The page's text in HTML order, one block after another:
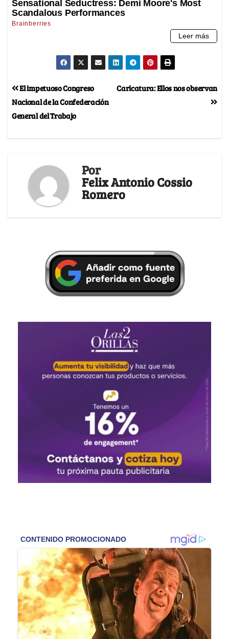
Caricatura: Ellos nos observan
El impetuoso Congreso
Nacional de la Confederación
General del Trabajo
Por
Felix Antonio Cossio
Romero